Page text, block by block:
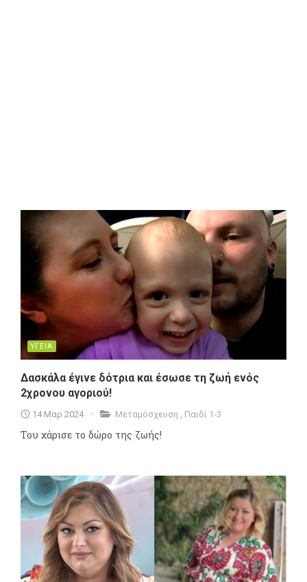
ΥΓΕΙΑ
Δασκάλα έγινε δότρια και έσωσε τη ζωή ενός
2χρονου αγοριού!
14 Μαρ 2024 Μεταμόσχευση , Παιδί 1-3
Του χάρισε το δώρο της ζωής!